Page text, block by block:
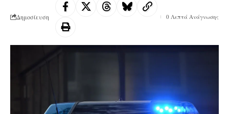
Δημοσίευση 0 Λεπτά Ανάγνωσης